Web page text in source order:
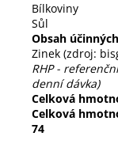
Bílkoviny
Sůl
Obsah
Zinek (zdroj:
RHP -
denní dávka)
Celková
Celková
74